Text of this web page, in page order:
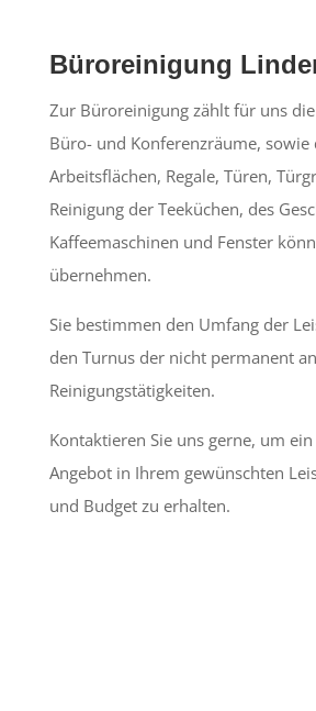
Büroreinigung
Zur Büroreinigung zählt für uns
Büro- und Konferenzräume, sowie
Arbeitsflächen, Regale, Türen,
Reinigung der Teeküchen, des
Kaffeemaschinen und Fenster
übernehmen.
Sie bestimmen den Umfang der
den Turnus der nicht permanent
Reinigungstätigkeiten.
Kontaktieren Sie uns gerne, um
Angebot in Ihrem gewünschten
und Budget zu erhalten.